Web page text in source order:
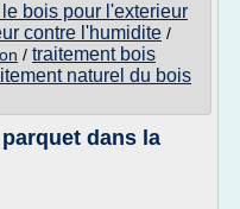
bois pour l'exterieur
contre l'humidite /
/ traitement bois
naturel du bois
dans la